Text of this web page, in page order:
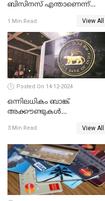
ബിസിനസ് എന്താണെന്ന്
1 Min Read View All
Posted On 14-12-2024
ഒന്നിലധികം ബാങ്ക്
അക്കൗണ്ടുകൾ
ബി ഐ പറയുന്നത് എന്താണ്?
3 Min Read View All